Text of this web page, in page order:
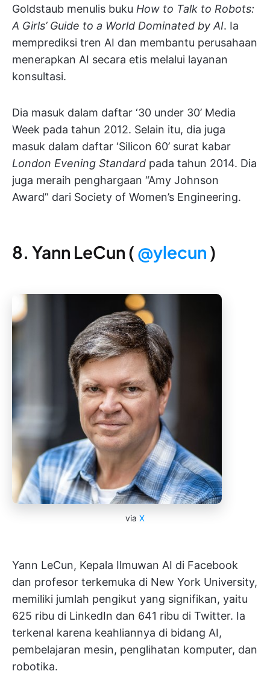
Goldstaub menulis buku How to Talk to Robots:
A Girls’ Guide to a World Dominated by AI. Ia
memprediksi tren AI dan membantu perusahaan
menerapkan AI secara etis melalui layanan
konsultasi.
Dia masuk dalam daftar ‘30 under 30’ Media
Week pada tahun 2012. Selain itu, dia juga
masuk dalam daftar ‘Silicon 60’ surat kabar
London Evening Standard pada tahun 2014. Dia
juga meraih penghargaan “Amy Johnson
Award” dari Society of Women’s Engineering.
8. Yann LeCun ( @ylecun )
via X
Yann LeCun, Kepala Ilmuwan AI di Facebook
dan profesor terkemuka di New York University,
memiliki jumlah pengikut yang signifikan, yaitu
625 ribu di LinkedIn dan 641 ribu di Twitter. Ia
terkenal karena keahliannya di bidang AI,
pembelajaran mesin, penglihatan komputer, dan
robotika.